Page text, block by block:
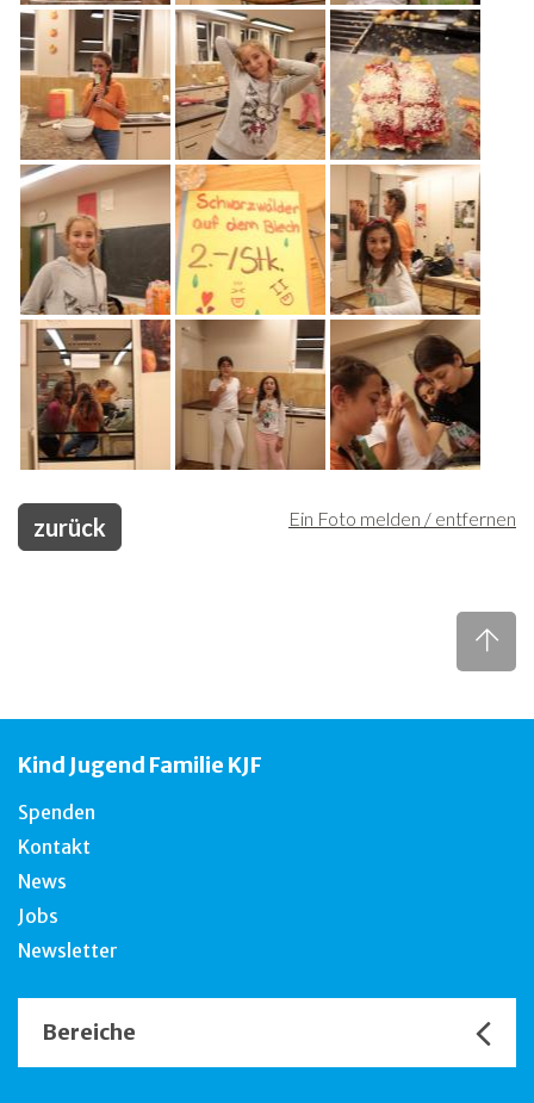
Ein Foto melden / entfernen
zurück
Kind Jugend Familie KJF
Spenden
Kontakt
News
Jobs
Newsletter
Bereiche